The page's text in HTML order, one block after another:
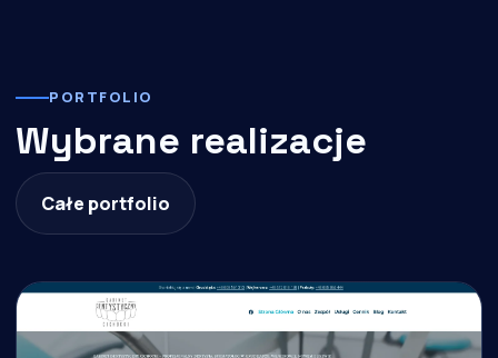
PORTFOLIO
Wybrane realizacje
Całe portfolio